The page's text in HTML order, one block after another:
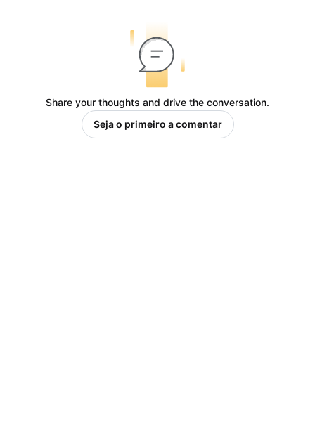
Share your thoughts and drive the conversation.
Seja o primeiro a comentar